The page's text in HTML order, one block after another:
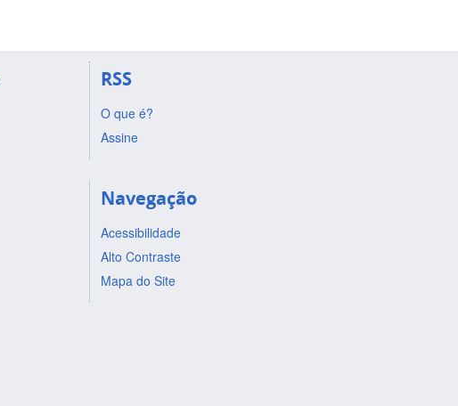
RSS
O que é?
Assine
Navegação
Acessibilidade
Alto Contraste
Mapa do Site